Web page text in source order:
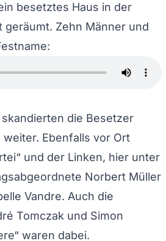
besetztes Haus in der
geräumt. Zehn Männer und
skandierten die Besetzer
Ebenfalls vor Ort
und der Linken, hier unter
Norbert Müller
Vandre. Auch die
Tomczak und Simon
waren dabei.